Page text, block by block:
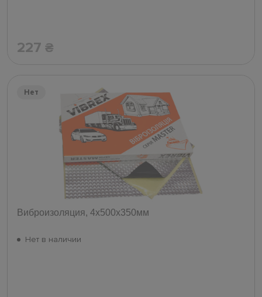
227 ₴
Нет
Виброизоляция, 4х500х350мм
Нет в наличии